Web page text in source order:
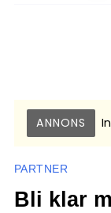
ANNONS
PARTNER
Bli klar